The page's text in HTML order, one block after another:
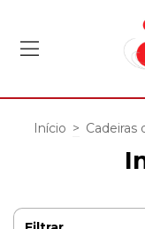
Início > Cadeiras